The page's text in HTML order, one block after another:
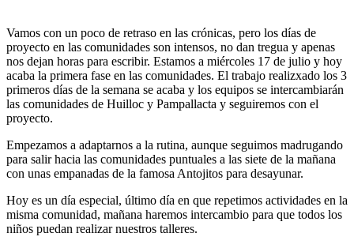
Vamos con un poco de retraso en las crónicas, pero los días de
proyecto en las comunidades son intensos, no dan tregua y apenas
nos dejan horas para escribir. Estamos a miércoles 17 de julio y hoy
acaba la primera fase en las comunidades. El trabajo realizxado los 3
primeros días de la semana se acaba y los equipos se intercambiarán
las comunidades de Huilloc y Pampallacta y seguiremos con el
proyecto.
Empezamos a adaptarnos a la rutina, aunque seguimos madrugando
para salir hacia las comunidades puntuales a las siete de la mañana
con unas empanadas de la famosa Antojitos para desayunar.
Hoy es un día especial, último día en que repetimos actividades en la
misma comunidad, mañana haremos intercambio para que todos los
niños puedan realizar nuestros talleres.